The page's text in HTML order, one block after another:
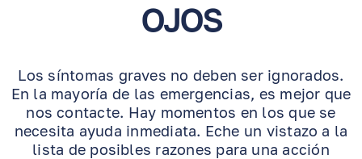
OJOS
Los síntomas graves no deben ser ignorados.
En la mayoría de las emergencias, es mejor que
nos contacte. Hay momentos en los que se
necesita ayuda inmediata. Eche un vistazo a la
lista de posibles razones para una acción